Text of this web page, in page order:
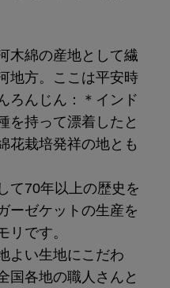
木綿の産地として繊
地方。ここは平安時
ろんじん：＊インド
を持って漂着したと
花栽培発祥の地とも
て70年以上の歴史を
ーゼケットの生産を
リです。
よい生地にこだわ
国各地の職人さんと